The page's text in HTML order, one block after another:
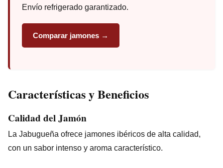
Envío refrigerado garantizado.
Comparar jamones →
Características y Beneficios
Calidad del Jamón
La Jabugueña ofrece jamones ibéricos de alta calidad,
con un sabor intenso y aroma característico.